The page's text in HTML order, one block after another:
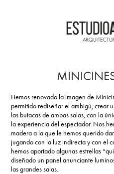
Hemos renovado la imagen de
permitido rediseñar el ambigú, crear
las butacas de ambas salas, con la
la experiencia del espectador. Nos
madera a la que le hemos querido
jugando con la luz indirecta y con el
hemos aportado algunas estrellas
diseñado un panel anunciante
las grandes salas.